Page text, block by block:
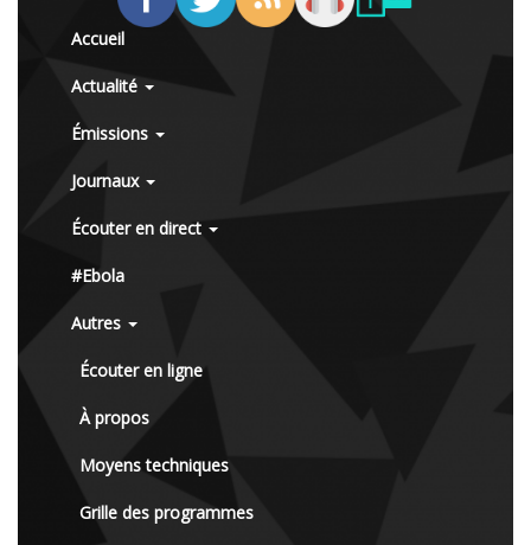
Accueil
Actualité
Émissions
Journaux
Écouter en direct
#Ebola
Autres
Écouter en ligne
À propos
Moyens techniques
Grille des programmes